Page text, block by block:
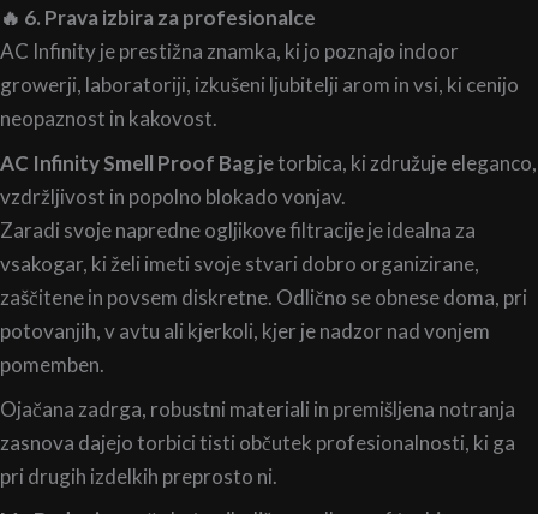
🔥 6. Prava izbira za profesionalce
AC Infinity je prestižna znamka, ki jo poznajo indoor
growerji, laboratoriji, izkušeni ljubitelji arom in vsi, ki cenijo
neopaznost in kakovost.
AC Infinity Smell Proof Bagje torbica, ki združuje eleganco,
vzdržljivost in popolno blokado vonjav.
Zaradi svoje napredne ogljikove filtracije je idealna za
vsakogar, ki želi imeti svoje stvari dobro organizirane,
zaščitene in povsem diskretne. Odlično se obnese doma, pri
potovanjih, v avtu ali kjerkoli, kjer je nadzor nad vonjem
pomemben.
Ojačana zadrga, robustni materiali in premišljena notranja
zasnova dajejo torbici tisti občutek profesionalnosti, ki ga
pri drugih izdelkih preprosto ni.